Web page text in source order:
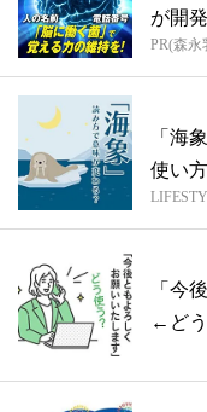
が開
PR(森永
「海
使い
「今
←ど